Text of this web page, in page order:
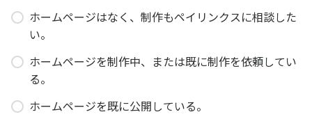
ホームページはなく、制作もペイリンクスに相談した
い。
ホームページを制作中、または既に制作を依頼してい
る。
ホームページを既に公開している。